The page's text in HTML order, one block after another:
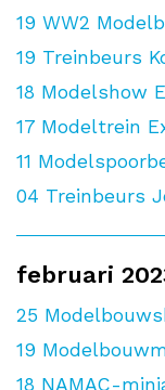
19 WW2
19 Treinbeurs
18 Modelshow
17 Modeltrein
11
04 Treinbeurs
februari
25
19
18 NAMAC-